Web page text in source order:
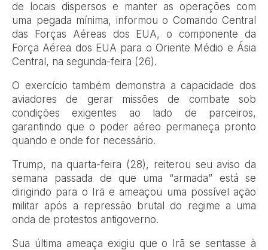
de locais dispersos e manter as operações com
uma pegada mínima, informou o Comando Central
das Forças Aéreas dos EUA, o componente da
Força Aérea dos EUA para o Oriente Médio e Ásia
Central, na segunda-feira (26).
O exercício também demonstra a capacidade dos
aviadores de gerar missões de combate sob
condições exigentes ao lado de parceiros,
garantindo que o poder aéreo permaneça pronto
quando e onde for necessário.
Trump, na quarta-feira (28), reiterou seu aviso da
semana passada de que uma “armada” está se
dirigindo para o Irã e ameaçou uma possível ação
militar após a repressão brutal do regime a uma
onda de protestos antigoverno.
Sua última ameaça exigiu que o Irã se sentasse à